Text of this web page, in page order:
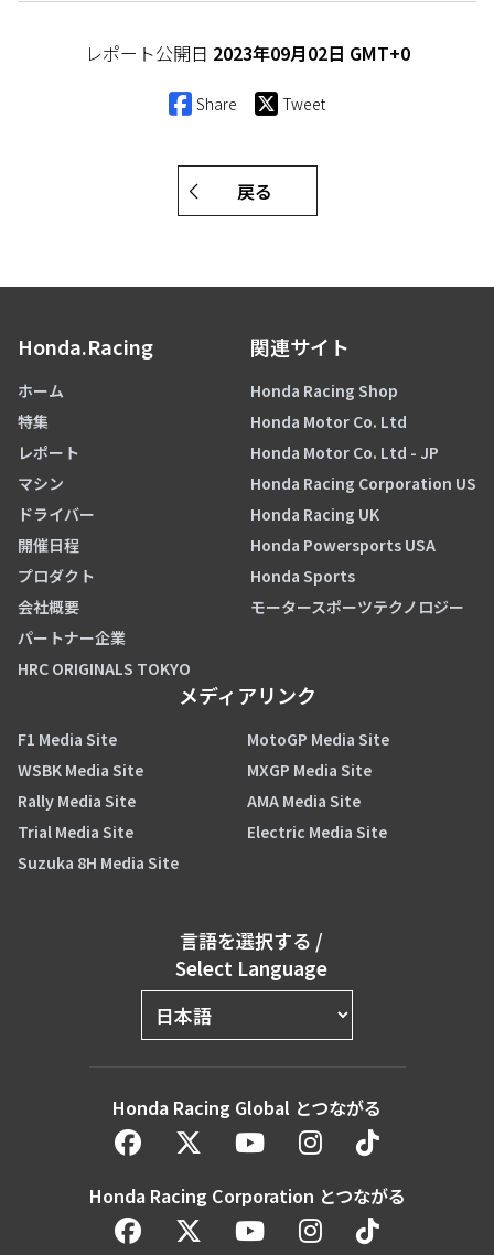
レポート公開日 2023年09月02日 GMT+0
Share Tweet
戻る
Honda.Racing
ホーム
特集
レポート
マシン
ドライバー
開催日程
プロダクト
会社概要
パートナー企業
HRC ORIGINALS TOKYO
関連サイト
Honda Racing Shop
Honda Motor Co. Ltd
Honda Motor Co. Ltd - JP
Honda Racing Corporation US
Honda Racing UK
Honda Powersports USA
Honda Sports
モータースポーツテクノロジー
メディアリンク
F1 Media Site
MotoGP Media Site
WSBK Media Site
MXGP Media Site
Rally Media Site
AMA Media Site
Trial Media Site
Electric Media Site
Suzuka 8H Media Site
言語を選択する /
Select Language
Honda Racing Global とつながる
Honda Racing Corporation とつながる